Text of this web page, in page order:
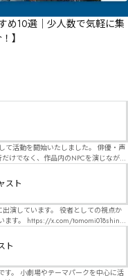
め10選｜少人数で気軽に集
】
を開始いたしました。 俳優・声
けでなく、作品内のNPCを演じなが
スを得意としています。 自分自
いや意図を大切にしながら、その作
エン
がら、公演を進めていく時間が本当
タジー、デスゲーム、青春ものなど、
スト
役者としての視点か
カフェ「コアクト」(不定期開催)出
ト
す。 小劇場やテーマパークを中心に活